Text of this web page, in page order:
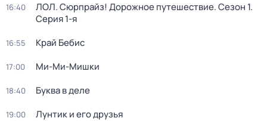
16:40 ЛОЛ. Сюрпрайз! Дорожное путешествие. Сезон 1.
Серия 1-я
16:55 Край Бебис
17:00 Ми-Ми-Мишки
18:40 Буква в деле
19:00 Лунтик и его друзья